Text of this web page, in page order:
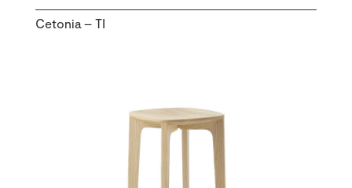
Cetonia – TI